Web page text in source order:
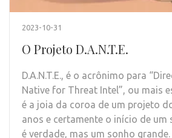
2023-10-31
O Projeto D.A.N.T.E.
D.A.N.T.E., é o acrônimo para
Native for Threat Intel”, ou mais
é a joia da coroa de um projeto
anos e certamente o início de um
é verdade, mas um sonho grande.